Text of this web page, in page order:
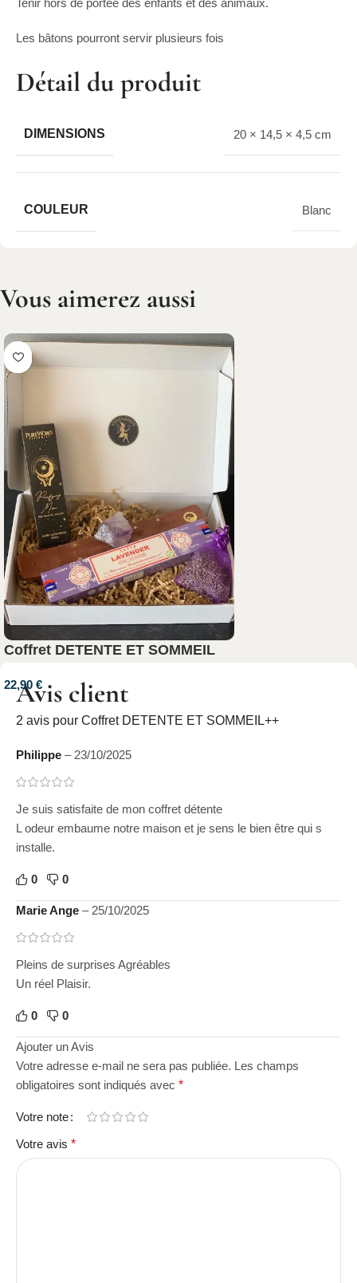
Détail du produit
DIMENSIONS 20 × 14,5 × 4,5 cm
COULEUR Blanc
Les bâtons pourront servir plusieurs fois
Vous aimerez aussi
Coffret DETENTE ET SOMMEIL
22,90 €
Avis client
2 avis pour Coffret DETENTE ET SOMMEIL++
Philippe – 23/10/2025
Je suis satisfaite de mon coffret détente
L odeur embaume notre maison et je sens le bien être qui s
installe.
0 0
Marie Ange – 25/10/2025
Pleins de surprises Agréables
Un réel Plaisir.
0 0
Ajouter un Avis
Votre adresse e-mail ne sera pas publiée. Les champs
obligatoires sont indiqués avec *
Votre note
Votre avis *